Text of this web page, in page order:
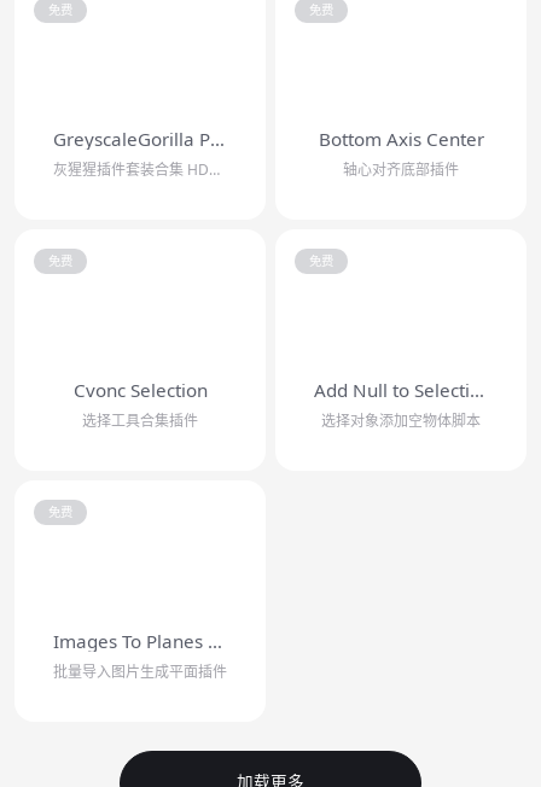
免费
GreyscaleGorilla Plus Hub
灰猩猩插件套装合集 HDRI Link/Signal/GorillaCam/Li...
免费
Bottom Axis Center
轴心对齐底部插件
免费
Cvonc Selection
选择工具合集插件
免费
Add Null to Selection
选择对象添加空物体脚本
免费
Images To Planes Importer
批量导入图片生成平面插件
加载更多